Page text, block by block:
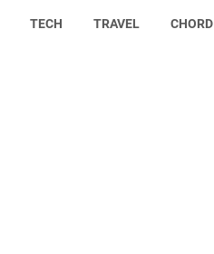
TECH TRAVEL CHORD